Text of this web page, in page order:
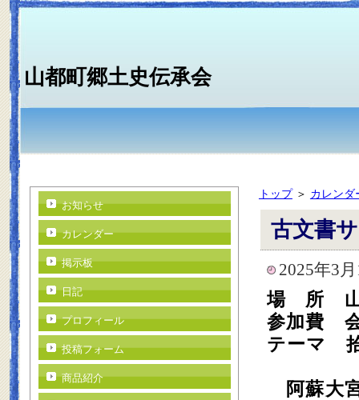
山都町郷土史伝承会
トップ＞ カレンダ
古文書
2025年3
場 所 山
参加費
テーマ
阿蘇大
お知らせ
カレンダー
掲示板
日記
プロフィール
投稿フォーム
商品紹介